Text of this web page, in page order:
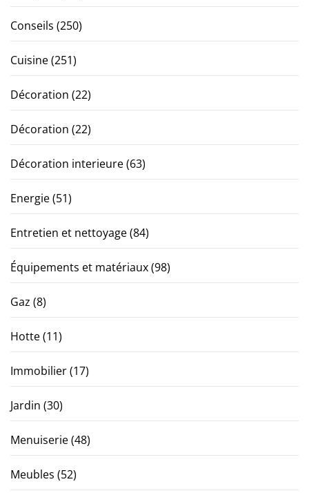
Conseils (250)
Cuisine(251)
Décoration (22)
Décoration (22)
Décoration interieure(63)
Energie(51)
Entretien et nettoyage(84)
Équipements et matériaux(98)
Gaz (8)
Hotte(11)
Immobilier(17)
Jardin (30)
Menuiserie(48)
Meubles (52)